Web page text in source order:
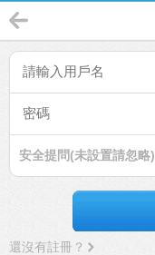
安全提問(未設置請忽略)
還沒有註冊？